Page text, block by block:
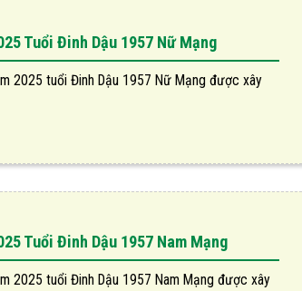
Tuổi Đinh Dậu 1957 Nữ Mạng
2025 tuổi Đinh Dậu 1957 Nữ Mạng được xây
Tuổi Đinh Dậu 1957 Nam Mạng
2025 tuổi Đinh Dậu 1957 Nam Mạng được xây